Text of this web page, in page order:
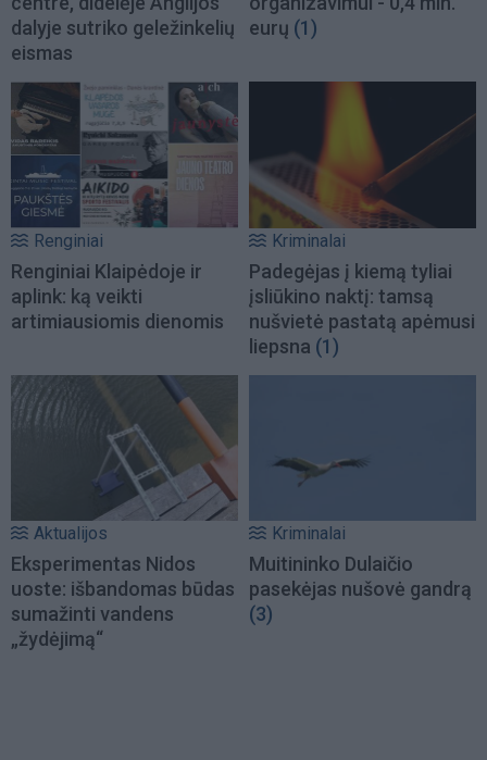
dalyje sutriko geležinkelių
eismas
eurų (1)
Renginiai
Renginiai Klaipėdoje ir
aplink: ką veikti
artimiausiomis dienomis
Kriminalai
Padegėjas į kiemą tyliai
įsliūkino naktį: tamsą
nušvietė pastatą apėmusi
liepsna (1)
Aktualijos
Eksperimentas Nidos
uoste: išbandomas būdas
sumažinti vandens
„žydėjimą“
Kriminalai
Muitininko Dulaičio
pasekėjas nušovė gandrą
(3)